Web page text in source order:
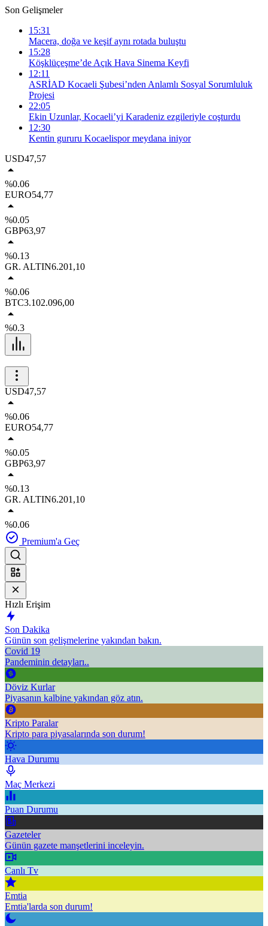
Son Gelişmeler
15:31
Macera, doğa ve keşif aynı rotada buluştu
15:28
Köşklüçeşme’de Açık Hava Sinema Keyfi
12:11
ASRİAD Kocaeli Şubesi’nden Anlamlı Sosyal Sorumluluk
Projesi
22:05
Ekin Uzunlar, Kocaeli’yi Karadeniz ezgileriyle coşturdu
12:30
Kentin gururu Kocaelispor meydana iniyor
USD47,57
%0.06
EURO54,77
%0.05
GBP63,97
%0.13
GR. ALTIN6.201,10
%0.06
BTC3.102.096,00
%0.3
USD47,57
%0.06
EURO54,77
%0.05
GBP63,97
%0.13
GR. ALTIN6.201,10
%0.06
Premium'a Geç
Hızlı Erişim
Son Dakika
Günün son gelişmelerine yakından bakın.
Covid 19
Pandeminin detayları..
Döviz Kurlar
Piyasanın kalbine yakından göz atın.
Kripto Paralar
Kripto para piyasalarında son durum!
Hava Durumu
Maç Merkezi
Puan Durumu
Gazeteler
Günün gazete manşetlerini inceleyin.
Canlı Tv
Emtia
Emtia'larda son durum!